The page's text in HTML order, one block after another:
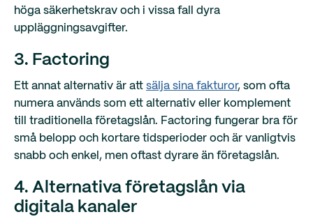
höga säkerhetskrav och i vissa fall dyra
uppläggningsavgifter.
3. Factoring
Ett annat alternativ är att sälja sina fakturor, som ofta
numera används som ett alternativ eller komplement
till traditionella företagslån. Factoring fungerar bra för
små belopp och kortare tidsperioder och är vanligtvis
snabb och enkel, men oftast dyrare än företagslån.
4. Alternativa företagslån via
digitala kanaler